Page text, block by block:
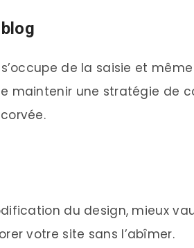
de la saisie et
maintenir une stratégie de
du design, mieux
votre site sans l’abîmer.